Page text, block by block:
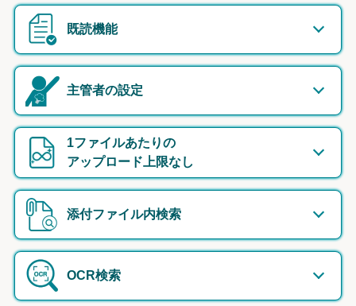
既読機能
主管者の設定
1ファイルあたりの
アップロード上限なし
添付ファイル内検索
OCR検索